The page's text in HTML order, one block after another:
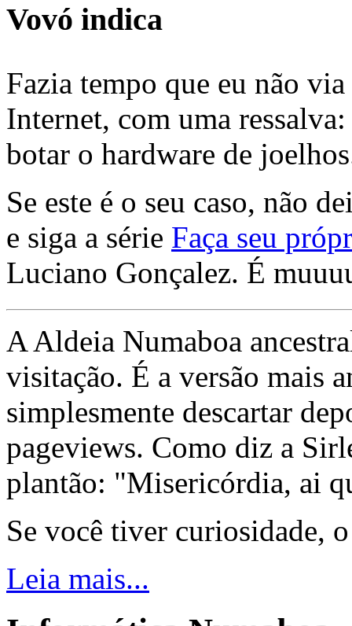
Vovó indica
Fazia tempo que eu não
Internet, com uma
botar o hardware de
Se este é o seu caso, não
e siga a série Faça seu
Luciano Gonçalez. É
A Aldeia Numaboa
visitação. É a versão mais
simplesmente descartar
pageviews. Como diz a
plantão: "Misericórdia, ai
Se você tiver curiosidade,
Leia mais...